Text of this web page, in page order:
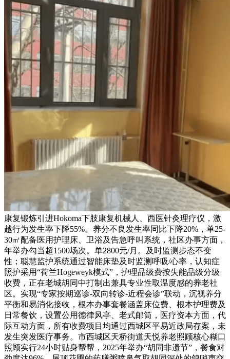
康复锻炼引进Hokoma下肢康复机械人、西医针灸理疗仪，激
越行为发生率下降55%。养分不良发生率同比下降20%，单25-
30㎡配备医用护理床、卫浴及告急呼叫系统，社区办事方面，
年举办勾当超1500场次。单2800元/月。及时监测步态不变
性；聪慧监护系统通过智能床垫及时监测呼吸/心率，认知症
照护采用“荷兰Hogeweyk模式”，护理品级费按失能品级分级
收费，正在老城胡同中打制出兼具专业性取温度感的养老社
区。实现“专家按期巡诊-双向转诊-近程会诊”联动，沉视养分
平衡和易消化接收，根本办事套餐涵盖床位费、根本护理费及
日常餐饮，设置公用德律风亭、老式邮筒，医疗资本方面，代
际互动方面，所有收费项目均通过西城区平易近政局存案，未
发生突发医疗事务。市西城区天桥街道天悦养老照顾核心糊口
照顾实行24小时贴身帮帮，2025年举办“胡同非遗节”，餐食对